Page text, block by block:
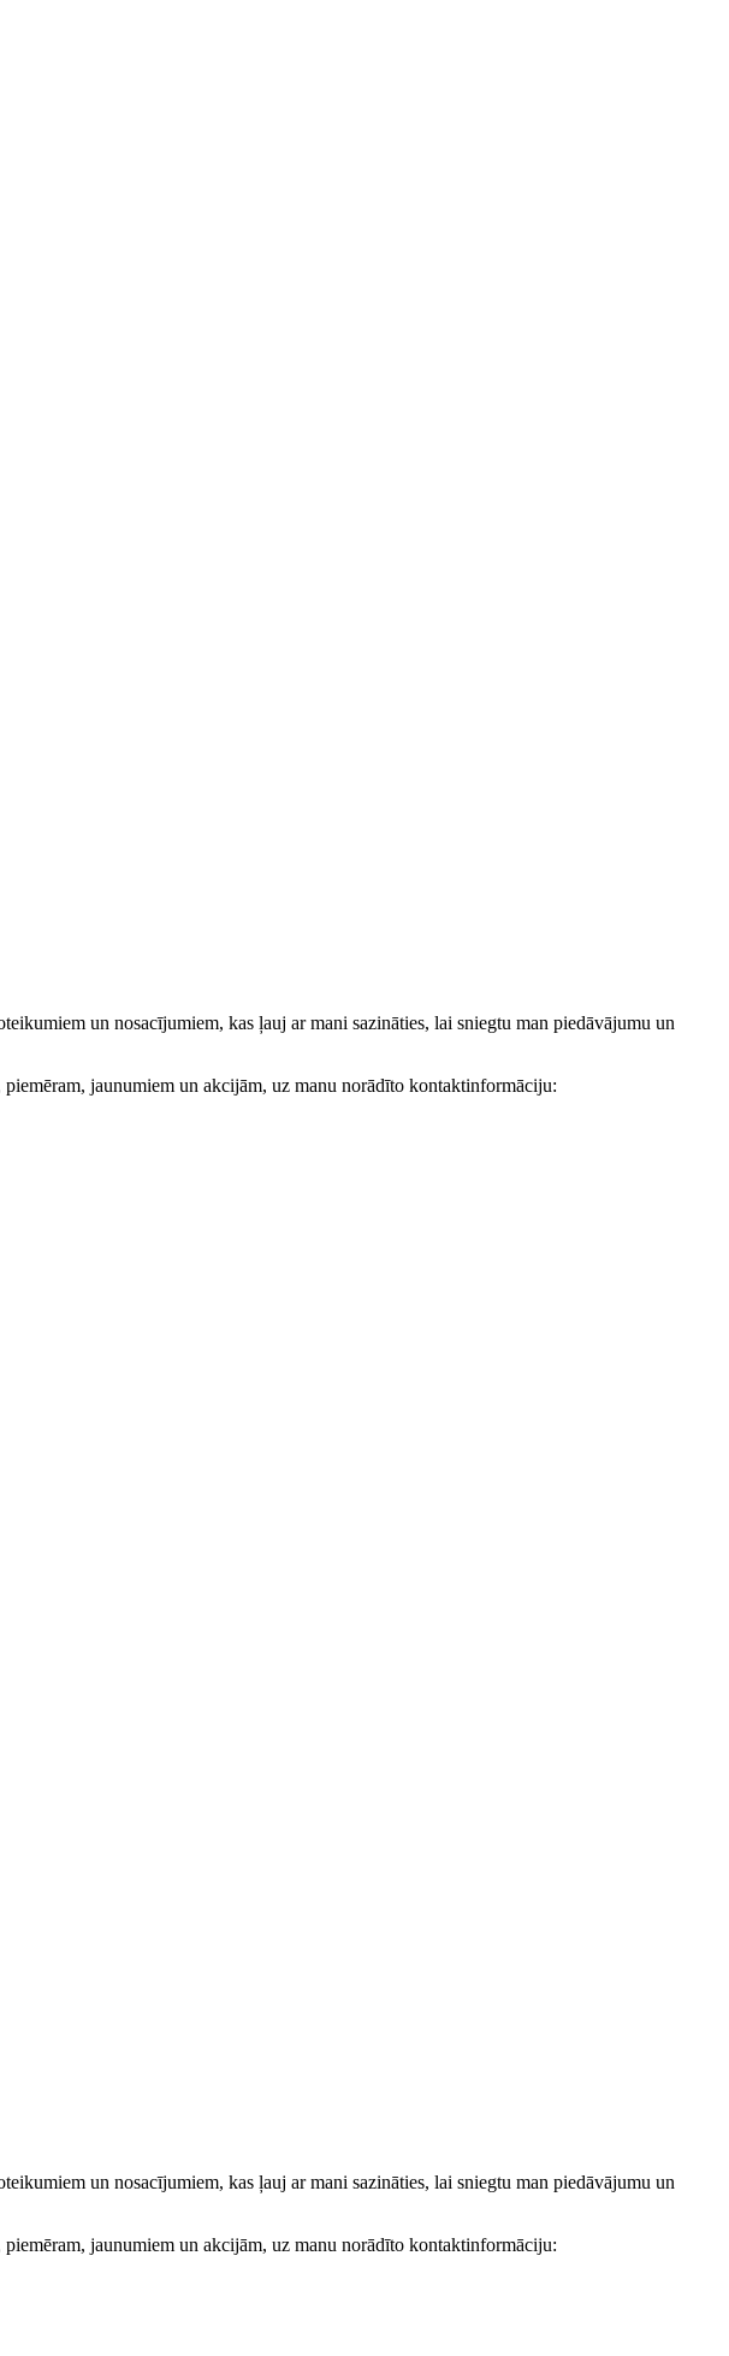
un nosacījumiem, kas ļauj ar mani sazināties, lai sniegtu man piedāvājumu un
jaunumiem un akcijām, uz manu norādīto kontaktinformāciju:
un nosacījumiem, kas ļauj ar mani sazināties, lai sniegtu man piedāvājumu un
jaunumiem un akcijām, uz manu norādīto kontaktinformāciju: